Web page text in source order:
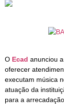
O Ecad anunciou
oferecer
executam música
atuação da
para a